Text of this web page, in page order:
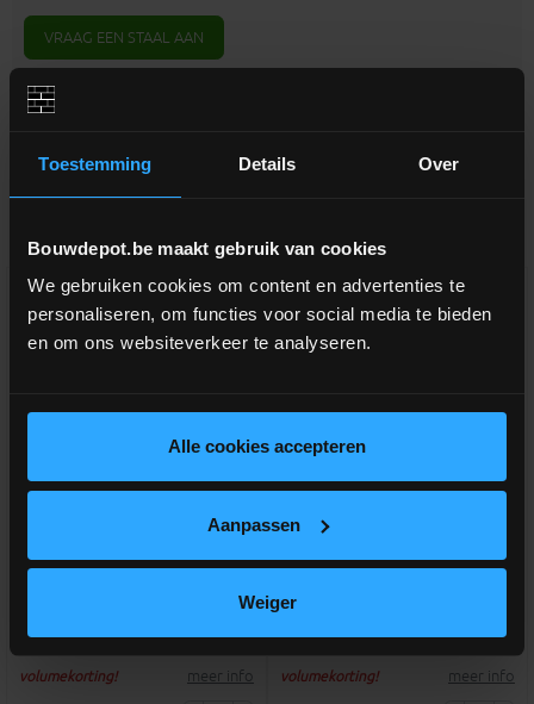
Toestemming Details Over
Bouwdepot.be maakt gebruik van cookies
We gebruiken cookies om content en advertenties te
personaliseren, om functies voor social media te bieden
en om ons websiteverkeer te analyseren.
Alle cookies accepteren
Aanpassen
Weiger
VRAAG EEN STAAL AAN
Aanverwante producten
100x200x20 (HxLxD cm)
schanskorf
volumekorting! meer info
EASY 150 steenkorf
150x200x20 (HxLxD cm)
Kant-en-klare kwalitatieve
schanskorf
volumekorting! meer info